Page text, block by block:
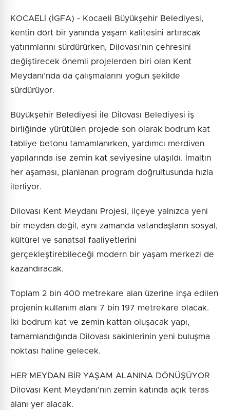
KOCAELİ (İGFA) - Kocaeli Büyükşehir Belediyesi,
kentin dört bir yanında yaşam kalitesini artıracak
yatırımlarını sürdürürken, Dilovası’nın çehresini
değiştirecek önemli projelerden biri olan Kent
Meydanı’nda da çalışmalarını yoğun şekilde
sürdürüyor.
Büyükşehir Belediyesi ile Dilovası Belediyesi iş
birliğinde yürütülen projede son olarak bodrum kat
tabliye betonu tamamlanırken, yardımcı merdiven
yapılarında ise zemin kat seviyesine ulaşıldı. İmaltın
her aşaması, planlanan program doğrultusunda hızla
ilerliyor.
Dilovası Kent Meydanı Projesi, ilçeye yalnızca yeni
bir meydan değil, aynı zamanda vatandaşların sosyal,
kültürel ve sanatsal faaliyetlerini
gerçekleştirebileceği modern bir yaşam merkezi de
kazandıracak.
Toplam 2 bin 400 metrekare alan üzerine inşa edilen
projenin kullanım alanı 7 bin 197 metrekare olacak.
İki bodrum kat ve zemin kattan oluşacak yapı,
tamamlandığında Dilovası sakinlerinin yeni buluşma
noktası haline gelecek.
HER MEYDAN BİR YAŞAM ALANINA DÖNÜŞÜYOR
Dilovası Kent Meydanı’nın zemin katında açık teras
alanı yer alacak.